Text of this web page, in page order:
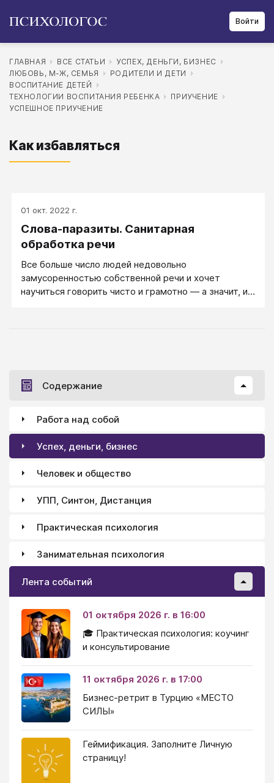
Войти
ГЛАВНАЯ ВСЕ СТАТЬИ
УСПЕХ, ДЕНЬГИ, БИЗНЕС
ЛЮБОВЬ, М-Ж, СЕМЬЯ
РОДИТЕЛИ И ДЕТИ
ВОСПИТАНИЕ ДЕТЕЙ
ТЕХНОЛОГИИ ВОСПИТАНИЯ РЕБЕНКА
ПРИУЧЕНИЕ
УСПЕШНОЕ ПРИУЧЕНИЕ
Как избавляться
01 окт. 2022 г.
Слова-паразиты. Санитарная
обработка речи
Все больше число людей недовольно
замусоренностью собственной речи и хочет
научиться говорить чисто и грамотно — а значит, и
Содержание
Работа над собой
Успех, деньги, бизнес
Человек и общество
УПП, Синтон, Дистанция
Практическая психология
Занимательная психология
Лента событий
01 октября 2026 г. в 16:00
🎓 Практическая психология: коучинг
и консультирование
11 октября 2026 г. в 17:00
Бизнес-ретрит в Турцию «МЕСТО
СИЛЫ»
Геймификация. Заполните Личную
страницу!